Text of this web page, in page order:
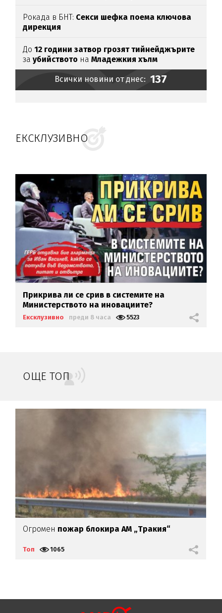
Рокада в БНТ: Секси шефка поема ключова
дирекция
До12 години затвор грозят тийнейджърите
заубийството наМладежкия хълм
Всички новини от днес: 137
ЕКСКЛУЗИВНО
Прикрива ли се срив в системите на
Министерството на иновациите?
Ексклузивно преди 8 часа 5523
ОЩЕ ТОП
Огромен пожар блокира АМ „Тракия“
Топ 1065